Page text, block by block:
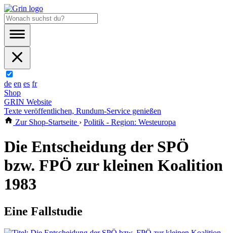
de en es fr
Shop
GRIN Website
Texte veröffentlichen, Rundum-Service genießen
Zur Shop-Startseite › Politik - Region: Westeuropa
Die Entscheidung der SPÖ
bzw. FPÖ zur kleinen Koalition
1983
Eine Fallstudie